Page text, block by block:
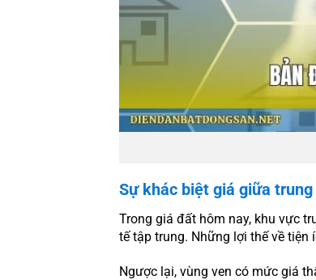
Sự khác biệt giá giữa
Trong giá đất hôm nay, khu vực
tế tập trung. Những lợi thế về
Ngược lại, vùng ven có mức giá